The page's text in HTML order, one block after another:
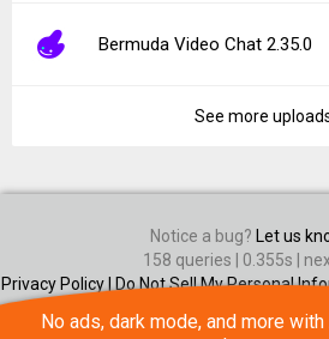
Bermuda Video Chat 2.35.0
See more
Notice a bug?
Let us
158 queries | 0.355s |
Privacy Policy | Do Not Sell My Personal
Android is a trademark of
No ads, dark mode, and more